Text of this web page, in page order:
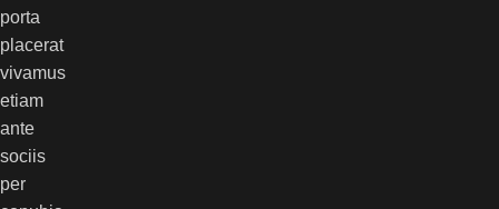
porta
placerat
vivamus
etiam
ante
sociis
per